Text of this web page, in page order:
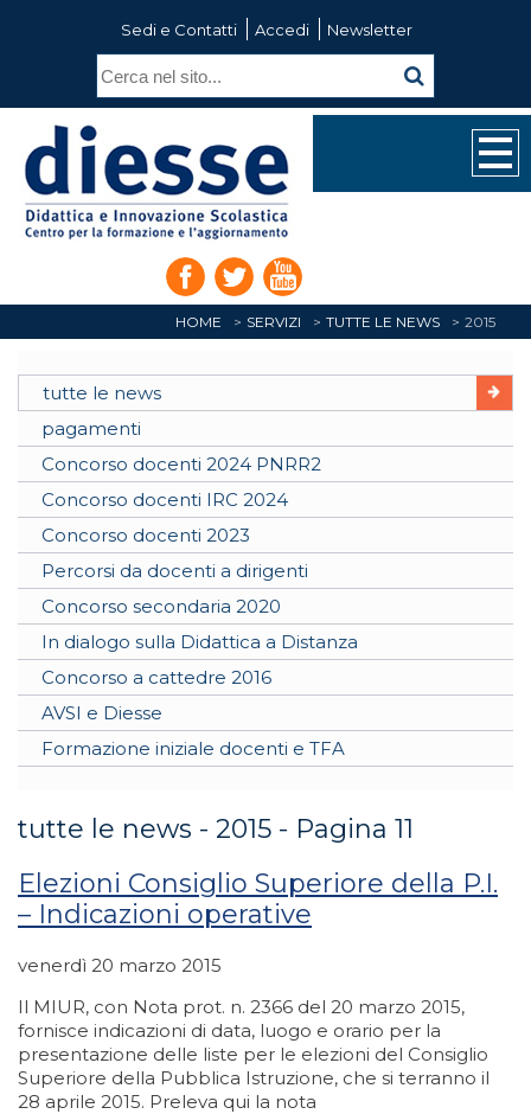
Sedi e Contatti Accedi Newsletter
HOME SERVIZI TUTTE LE NEWS 2015
tutte le news
pagamenti
Concorso docenti 2024 PNRR2
Concorso docenti IRC 2024
Concorso docenti 2023
Percorsi da docenti a dirigenti
Concorso secondaria 2020
In dialogo sulla Didattica a Distanza
Concorso a cattedre 2016
AVSI e Diesse
Formazione iniziale docenti e TFA
tutte le news - 2015 - Pagina 11
Elezioni Consiglio Superiore della P.I.
– Indicazioni operative
venerdì 20 marzo 2015
Il MIUR, con Nota prot. n. 2366 del 20 marzo 2015,
fornisce indicazioni di data, luogo e orario per la
presentazione delle liste per le elezioni del Consiglio
Superiore della Pubblica Istruzione, che si terranno il
28 aprile 2015. Preleva qui la nota